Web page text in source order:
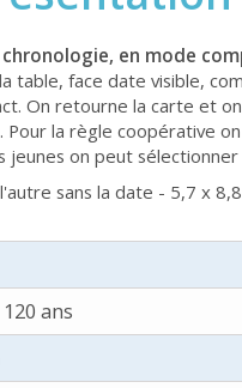
chronologie, en mode
table, face date visible,
On retourne la carte et
la règle coopérative
on peut
sans la date - 5,7 x
ans